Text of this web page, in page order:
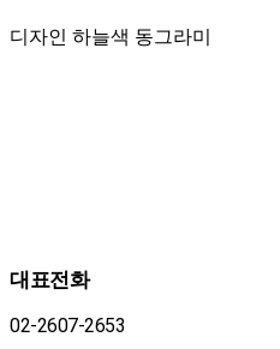
디자인 하늘색 동그라미
대표전화
02-2607-2653